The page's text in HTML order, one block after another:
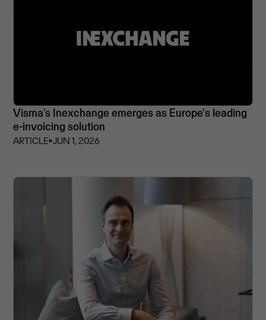
Visma’s Inexchange emerges as Europe's leading
e-invoicing solution
ARTICLE⏵JUN 1, 2026